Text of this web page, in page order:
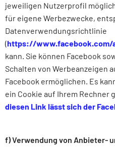
jeweiligen Nutzerprofil
für eigene Werbezwecke,
Datenverwendungsrichtlinie
(https://www.facebook.com/
kann. Sie können Facebook
Schalten von Werbeanzeigen
Facebook ermöglichen. Es
ein Cookie auf Ihrem Rechner
diesen Link lässt sich der
f) Verwendung von Anbieter-